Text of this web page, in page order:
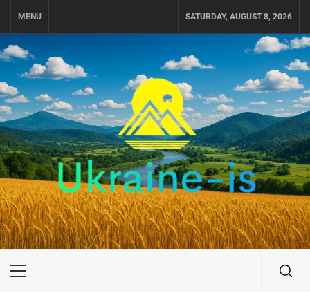
MENU SATURDAY, AUGUST 8, 2026
UKRAINE-IS
ПОДОРОЖI ПО УКРАЇНІ
Primary